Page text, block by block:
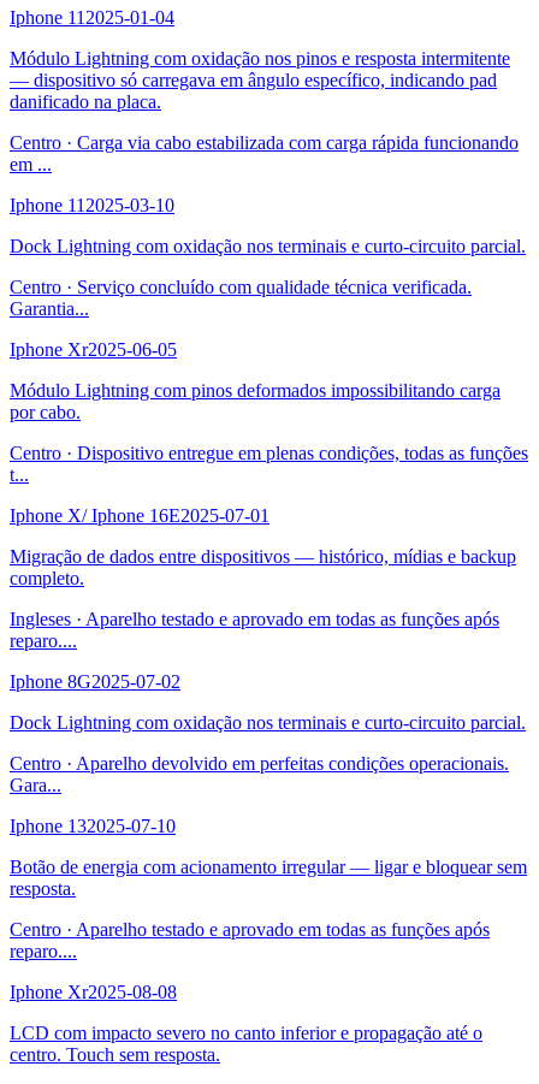
Iphone 112025-01-04
Módulo Lightning com oxidação nos pinos e resposta intermitente
— dispositivo só carregava em ângulo específico, indicando pad
danificado na placa.
Centro · Carga via cabo estabilizada com carga rápida funcionando
em ...
Iphone 112025-03-10
Dock Lightning com oxidação nos terminais e curto-circuito parcial.
Centro · Serviço concluído com qualidade técnica verificada.
Garantia...
Iphone Xr2025-06-05
Módulo Lightning com pinos deformados impossibilitando carga
por cabo.
Centro · Dispositivo entregue em plenas condições, todas as funções
t...
Iphone X/ Iphone 16E2025-07-01
Migração de dados entre dispositivos — histórico, mídias e backup
completo.
Ingleses · Aparelho testado e aprovado em todas as funções após
reparo....
Iphone 8G2025-07-02
Dock Lightning com oxidação nos terminais e curto-circuito parcial.
Centro · Aparelho devolvido em perfeitas condições operacionais.
Gara...
Iphone 132025-07-10
Botão de energia com acionamento irregular — ligar e bloquear sem
resposta.
Centro · Aparelho testado e aprovado em todas as funções após
reparo....
Iphone Xr2025-08-08
LCD com impacto severo no canto inferior e propagação até o
centro. Touch sem resposta.